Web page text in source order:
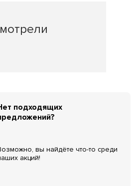
подходящих
вы найдёте что-то среди
акций!